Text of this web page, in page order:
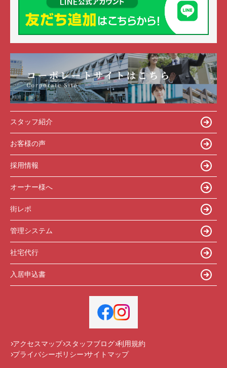
スタッフ紹介
お客様の声
採用情報
オーナー様へ
街レポ
管理システム
社宅代行
入居申込書
アクセスマップ スタッフブログ 利用規約
プライバシーポリシー サイトマップ